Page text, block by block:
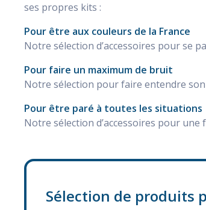
ses propres kits :
Pour être aux couleurs de la France
Notre sélection d’accessoires pour se
Pour faire un maximum de bruit
Notre sélection pour faire entendre son
Pour être paré à toutes les situations
Notre sélection d’accessoires pour
Sélection de produits